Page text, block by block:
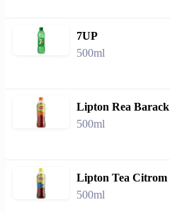
7UP
500ml
Lipton Rea Barack
500ml
Lipton Tea Citrom
500ml